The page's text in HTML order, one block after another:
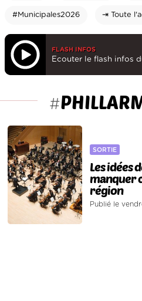
#Municipales2026 ⇥ Toute
FLASH INFOS
Ecouter le flash infos
#
SORTIE
Les idées
manquer
région
Publié le